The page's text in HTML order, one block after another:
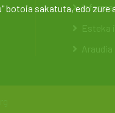
Esteka
Araudia
botoia sakatuta, edo